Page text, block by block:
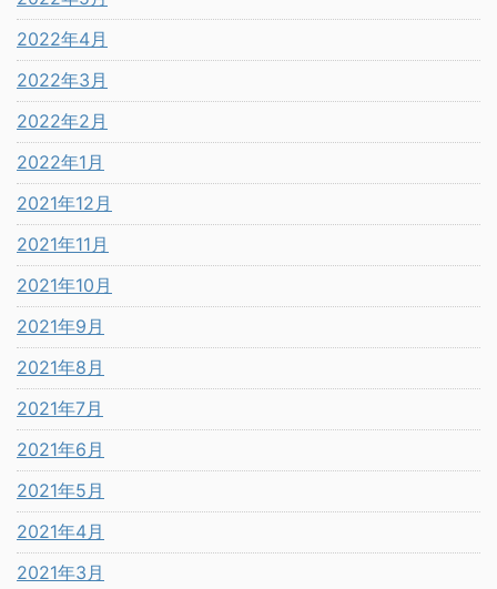
2022年4月
2022年3月
2022年2月
2022年1月
2021年12月
2021年11月
2021年10月
2021年9月
2021年8月
2021年7月
2021年6月
2021年5月
2021年4月
2021年3月